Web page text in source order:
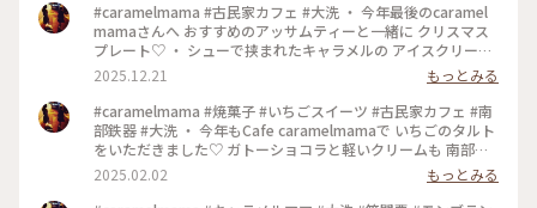
#caramelmama #古民家カフェ #大洗 ・ 今年最後のcaramel
mamaさんへ おすすめのアッサムティーと一緒に クリスマス
プレート♡ ・ シューで挟まれたキャラメルの アイスクリー
ム，ナッツとの相性が とっても良いです˚✧₊ 生チョコも美味し
(*´-`) いちごのショートケーキはふわふわ 癒しのひと時でし
た。 ・
2025.12.21
もっとみる
#caramelmama #焼菓子 #いちごスイーツ #古民家カフェ #南
部鉄器 #大洗 ・ 今年もCafe caramelmamaで いちごのタルト
をいただきました♡ ガトーショコラと軽いクリームも 南部鉄
器で紅茶とあわせて,, ・ ストーブが恋しい時期 また
caramelmamaさんで 雨宿りをしてゆっくりとした 時間を過
2025.02.02
もっとみる